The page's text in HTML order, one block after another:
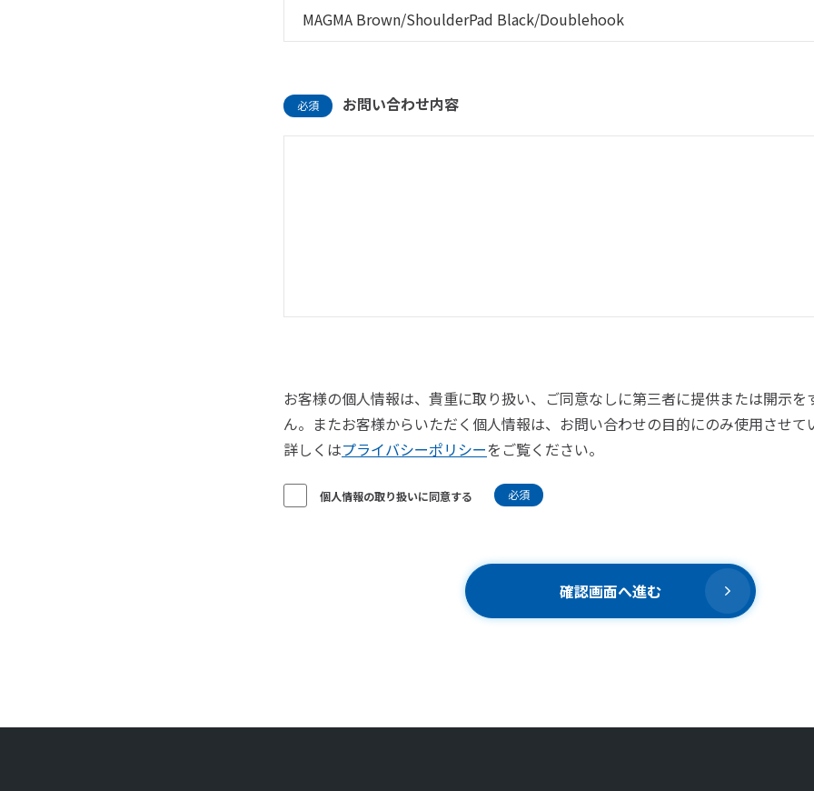
必須 お問い合わせ内容
お客様の個人情報は、貴重に取り扱い、ご同意なしに第三者に提供または開示を
ん。またお客様からいただく個人情報は、お問い合わせの目的にのみ使用させて
詳しくはプライバシーポリシーをご覧ください。
個人情報の取り扱いに同意する 必須
確認画面へ進む